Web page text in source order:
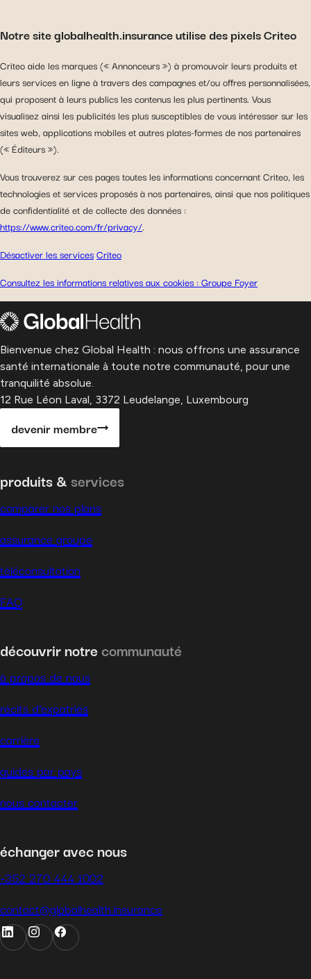
Notre site globalhealth.insurance utilise des pixels Criteo
Criteo aide les marques (« Annonceurs ») à promouvoir leurs produits et
leurs services en ligne à travers des campagnes et/ou offres personnalisées,
qui proposent à leurs publics les contenus les plus pertinents. Vous
visualisez ainsi les publicités les plus susceptibles de vous intéresser sur les
sites web, applications mobiles et autres plates-formes de nos partenaires
(« Éditeurs »).
Vous trouverez sur ces pages toutes les informations concernant Criteo, les
technologies et services proposés à nos partenaires, ainsi que nos politiques
de confidentialité et de collecte des données :
https://www.criteo.com/fr/privacy/.
Désactiver les servicesCriteo
Consultez les informations relatives aux cookies : Groupe Foyer
Bienvenue chez Global Health : nous offrons une assurance
santé internationale à toute notre communauté, pour une
tranquilité absolue.
12 Rue Léon Laval, 3372 Leudelange, Luxembourg
devenir membre
produits & services
comparer nos plans
assurance groupe
téléconsultation
FAQ
découvrir notrecommunauté
à propos de nous
récits d’expatriés
carrière
guides par pays
nous contacter
échanger avec nous
+352 270 444 1002
contact@globalhealth.insurance